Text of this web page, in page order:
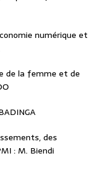
numérique et
de la femme et de
des
: M. Biendi